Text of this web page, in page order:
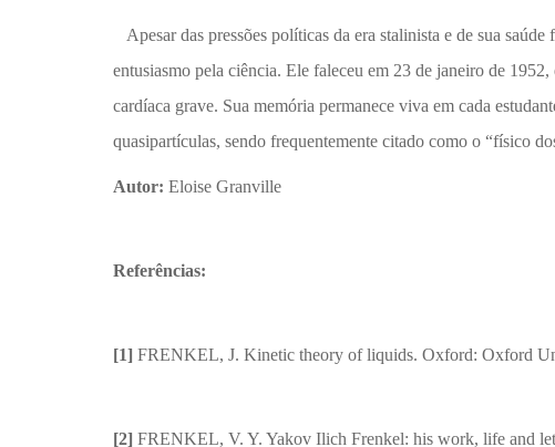
Apesar das pressões políticas da era stalinista e de sua
entusiasmo pela ciência. Ele faleceu em 23 de janeiro de
cardíaca grave. Sua memória permanece viva em cada
quasipartículas, sendo frequentemente citado como o “físico
Autor: Eloise Granville
Referências:
[1] FRENKEL, J. Kinetic theory of liquids. Oxford: Oxford
[2] FRENKEL, V. Y. Yakov Ilich Frenkel: his work, life and